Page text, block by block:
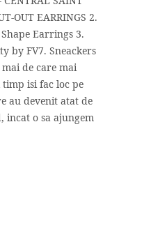
OUT EARRINGS 2.
Shape Earrings 3.
by FV7. Sneackers
de care mai
isi fac loc pe
au devenit atat de
o sa ajungem